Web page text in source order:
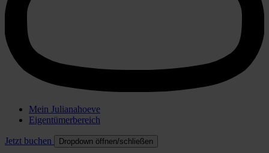
Mein Julianahoeve
Eigentümerbereich
Jetzt buchen Dropdown öffnen/schließen